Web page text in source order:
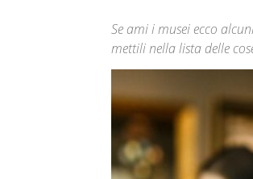
Se ami i musei ecco
mettili nella lista delle